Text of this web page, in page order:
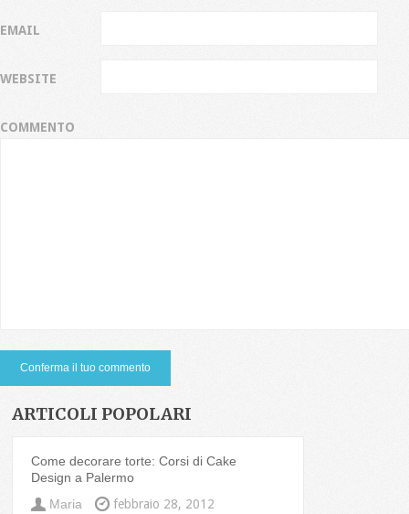
EMAIL
WEBSITE
COMMENTO
ARTICOLI POPOLARI
Come decorare torte: Corsi di Cake
Design a Palermo
Maria
febbraio 28, 2012